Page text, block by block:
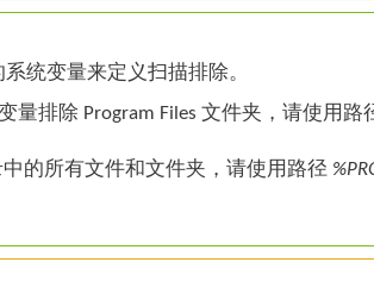
系统变量来定义扫描排除。
量排除 Program Files 文件夹，请使用路
的所有文件和文件夹，请使用路径